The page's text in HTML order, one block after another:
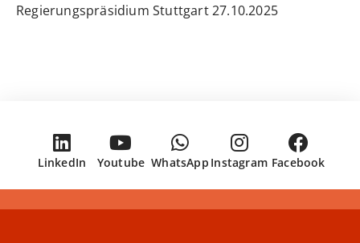
27.10.2025 Regierungspräsidium Stuttgart
Facebook
Instagram
WhatsApp
Youtube
LinkedIn